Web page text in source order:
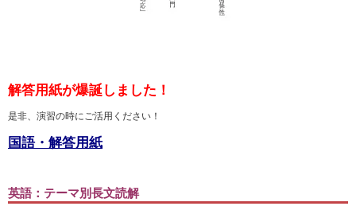
解答用紙が爆誕しました！
是非、演習の時にご活用ください！
国語・解答用紙
英語：テーマ別長文読解